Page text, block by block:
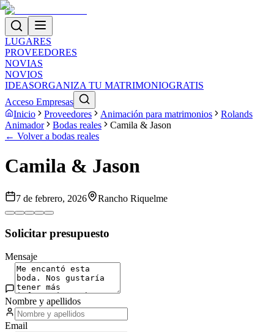
LUGARES
PROVEEDORES
NOVIAS
NOVIOS
IDEASORGANIZA TU MATRIMONIOGRATIS
Acceso Empresas
Inicio
Proveedores Animación para matrimonios
Rolands
Animador
Bodas reales
Camila & Jason
← Volver a bodas reales
Camila & Jason
7 de febrero, 2026 Rancho Riquelme
Solicitar presupuesto
Mensaje
Nombre y apellidos
Email